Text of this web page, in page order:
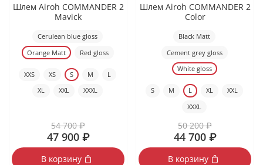
Шлем Airoh COMMANDER 2
Mavick
Cerulean blue gloss
Orange Matt
Red gloss
XXS XS S M
L
XL
XXL XXXL
54 700 ₽
47 900 ₽
В корзину
Шлем Airoh COMMANDER 2
Color
Black Matt
Cement grey gloss
White gloss
S M L XL
XXL
XXXL
50 200 ₽
44 700 ₽
В корзину